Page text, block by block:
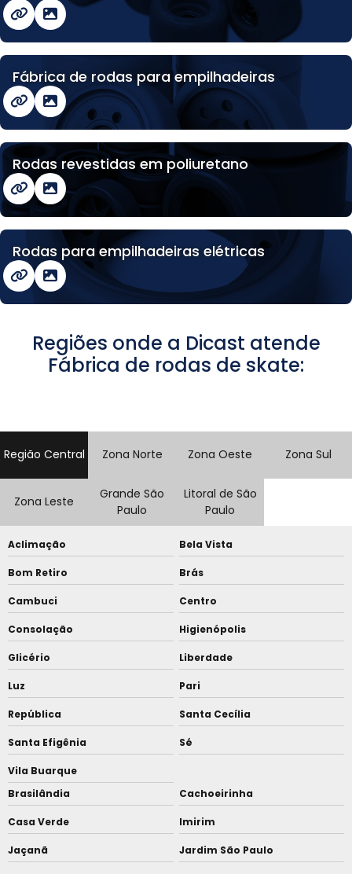
Fábrica de rodas para empilhadeiras
Rodas revestidas em poliuretano
Rodas para empilhadeiras elétricas
Regiões onde a Dicast atende
Fábrica de rodas de skate:
Região Central Zona Norte Zona Oeste Zona Sul
Zona Leste
Grande São
Paulo
Litoral de São
Paulo
Aclimação Bela Vista
Bom Retiro Brás
Cambuci Centro
Consolação Higienópolis
Glicério Liberdade
Luz Pari
República Santa Cecília
Santa Efigênia Sé
Vila Buarque
Brasilândia
Cachoeirinha
Casa Verde Imirim
Jaçanã Jardim São Paulo